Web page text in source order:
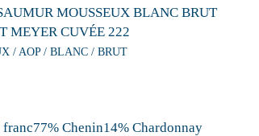
MOUSSEUX BLANC BRUT
MEYER CUVÉE 222
/ AOP / BLANC / BRUT
franc77% Chenin14% Chardonnay